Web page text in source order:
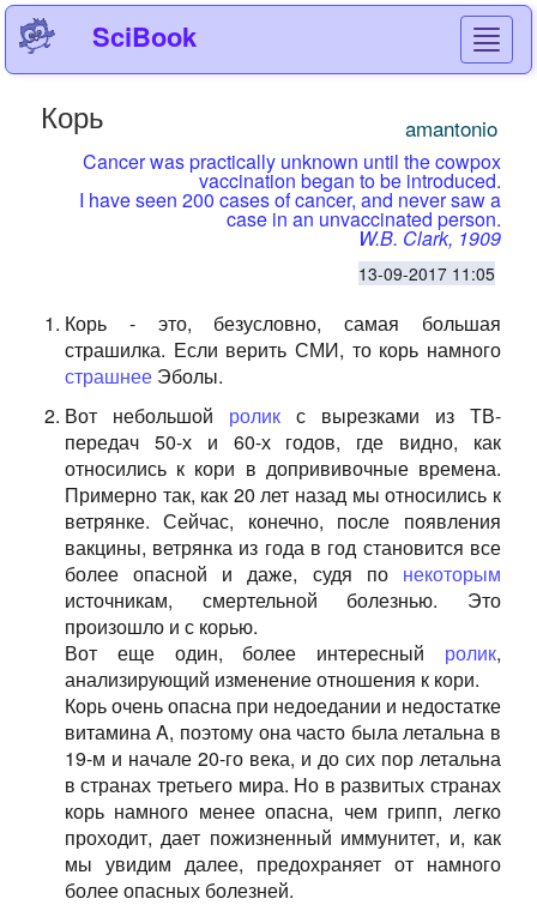
SciBook
Корь amantonio
Cancer was practically unknown until the cowpox
vaccination began to be introduced.
I have seen 200 cases of cancer, and never saw a
case in an unvaccinated person.
W.B. Clark, 1909
13-09-2017 11:05
Корь - это, безусловно, самая большая
страшилка. Если верить СМИ, то корь намного
страшнееЭболы.
Вот небольшой роликс вырезками из ТВ-
передач 50-х и 60-х годов, где видно, как
относились к кори в допрививочные времена.
Примерно так, как 20 лет назад мы относились к
ветрянке. Сейчас, конечно, после появления
вакцины, ветрянка из года в год становится все
более опасной и даже, судя по некоторым
источникам, смертельной болезнью. Это
произошло и с корью.
Вот еще один, более интересный ролик,
анализирующий изменение отношения к кори.
Корь очень опасна при недоедании и недостатке
витамина A, поэтому она часто была летальна в
19-м и начале 20-го века, и до сих пор летальна
в странах третьего мира. Но в развитых странах
корь намного менее опасна, чем грипп, легко
проходит, дает пожизненный иммунитет, и, как
мы увидим далее, предохраняет от намного
более опасных болезней.